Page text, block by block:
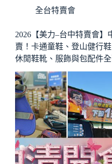
全台特賣會
2026【美力–台中特賣會】
賣！卡通童鞋、登山健行
休閒鞋靴、服飾與包配件全